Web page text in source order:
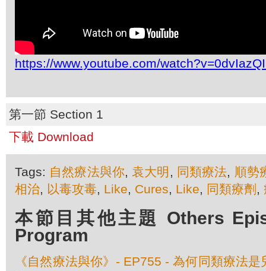
https://www.youtube.com/
第一節 Section 1
下載 Download
Tags: 自然療法與你,袁大明 , 同類療法, 順勢
相治, 以毒攻毒, Like, Cures, Like, 同類療劑 ,
本節目其他主題 Others
Program
《自然療法與你》- EP755 - 為何同類療法